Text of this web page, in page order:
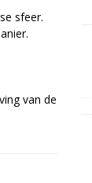
sfeer.
van de